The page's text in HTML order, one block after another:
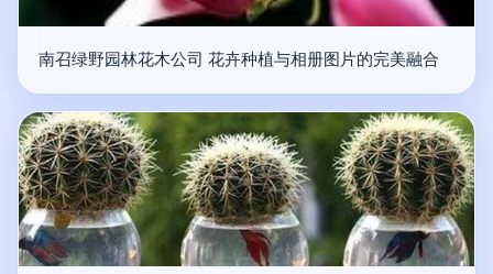
南召绿野园林花木公司 花卉种植与相册图片的完美融合